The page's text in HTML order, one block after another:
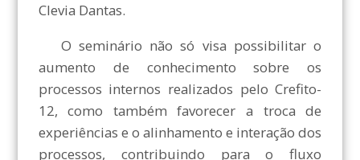
Clevia Dantas.
O seminário não só visa possibilitar o
aumento de conhecimento sobre os
processos internos realizados pelo Crefito-
12, como também favorecer a troca de
experiências e o alinhamento e interação dos
processos, contribuindo para o fluxo